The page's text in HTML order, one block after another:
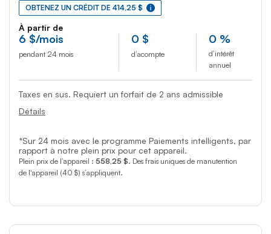
OBTENEZ UN CRÉDIT DE 414,25 $
À partir de
6 $/mois
pendant 24 mois
0 $
d’acompte
0 %
d’intérêt
annuel
Taxes en sus. Requiert un forfait de 2 ans admissible
Détails
*Sur 24 mois avec le programme Paiements intelligents, par
rapport à notre plein prix pour cet appareil.
Plein prix de l’appareil : 558,25 $. Des frais uniques de manutention
de l'appareil (40 $) s’appliquent.